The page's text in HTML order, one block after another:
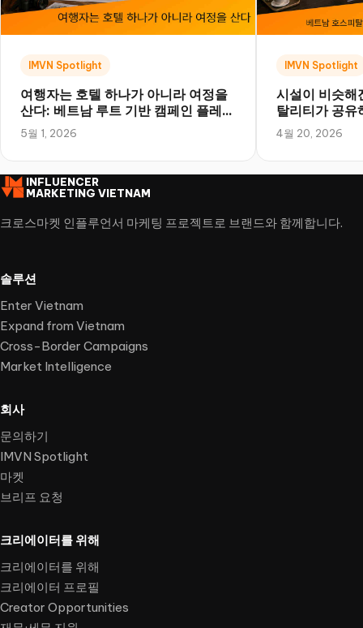
IMVN Spotlight
여행자는 호텔 하나가 아니라 여정을
산다: 베트남 루트 기반 캠페인 플레이
북
5월 1, 2026
IMVN Spotlight
시설이 비슷해
탈리티가 공유
하는 법
4월 20, 2026
INFLUENCER
MARKETING VIETNAM
크로스마켓 인플루언서 마케팅 프로젝트로 브랜드와 함께합니다.
솔루션
Enter Vietnam
Expand from Vietnam
Cross-Border Campaigns
Market Intelligence
회사
문의하기
IMVN Spotlight
마켓
브리프 요청
크리에이터를 위해
크리에이터를 위해
크리에이터 프로필
Creator Opportunities